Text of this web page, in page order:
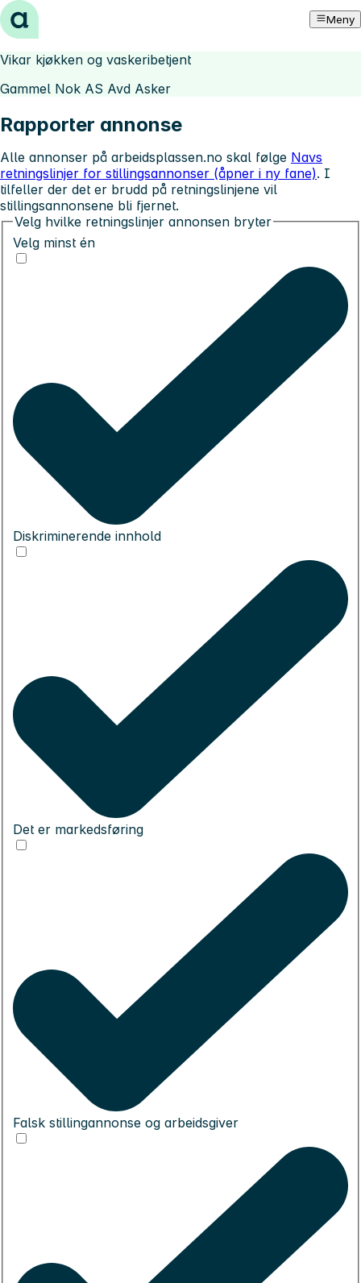
Hopp til innhold Meny
Vikar kjøkken og vaskeribetjent
Gammel Nok AS Avd Asker
Rapporter annonse
Alle annonser på arbeidsplassen.no skal følge Navs
retningslinjer for stillingsannonser (åpner i ny fane). I
tilfeller der det er brudd på retningslinjene vil
stillingsannonsene bli fjernet.
Velg hvilke retningslinjer annonsen bryter
Velg minst én
Diskriminerende innhold
Det er markedsføring
Falsk stillingannonse og arbeidsgiver